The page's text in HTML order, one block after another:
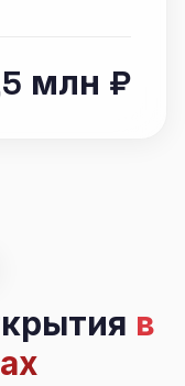
млн ₽
в